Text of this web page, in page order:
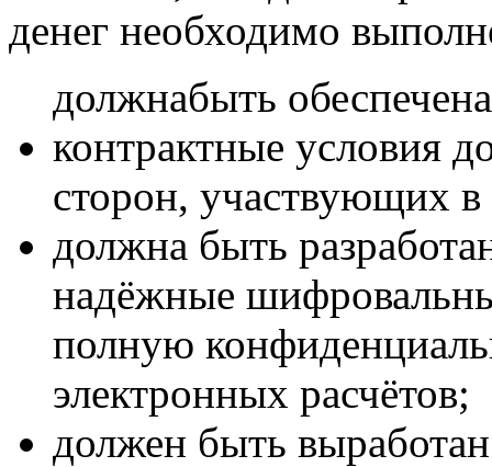
денег необходимо
должнабыть
контрактные условия
сторон, участвующих в
должна быть
надёжные
полную
электронных расчётов;
должен быть